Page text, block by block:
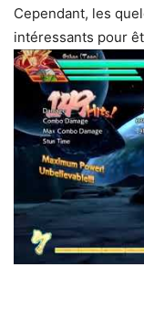
Cependant, les
intéressants pour